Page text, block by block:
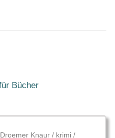
Droemer Knaur / krimi /